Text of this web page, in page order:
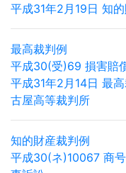
平成31年2月19日 知
最高裁判例
平成30(受)69 損害賠
平成31年2月14日 最
古屋高等裁判所
知的財産裁判例
平成30(ネ)10067 商